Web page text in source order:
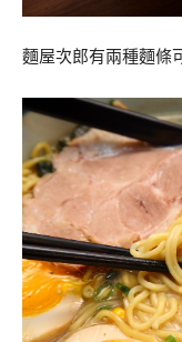
麵屋次郎有兩種麵條